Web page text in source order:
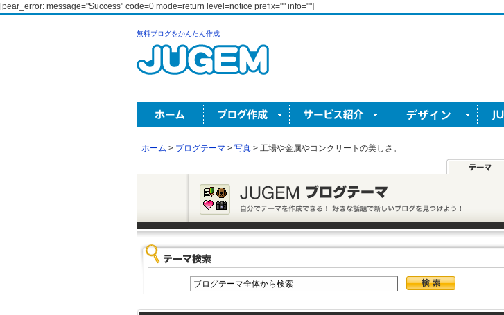
[pear_error: message="Success" code=0 mode=return level=notice prefix="" info=""]
無料ブログをかんたん作成
ホーム > ブログテーマ > 写真 > 工場や金属やコンクリートの美しさ。